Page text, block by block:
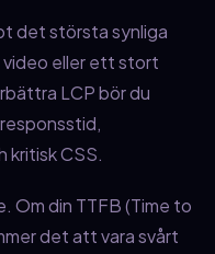
det största synliga
video eller ett stort
LCP bör du
kritisk CSS.
Om din TTFB (Time to
det att vara svårt